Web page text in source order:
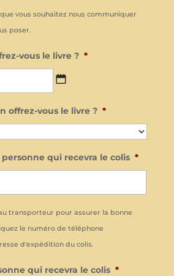
vous souhaitez nous communiquer
poser.
vous le livre ? *
offrez-vous le livre ? *
qui recevra le colis *
transporteur pour assurer la bonne
le numéro de téléphone
d'expédition du colis.
qui recevra le colis *